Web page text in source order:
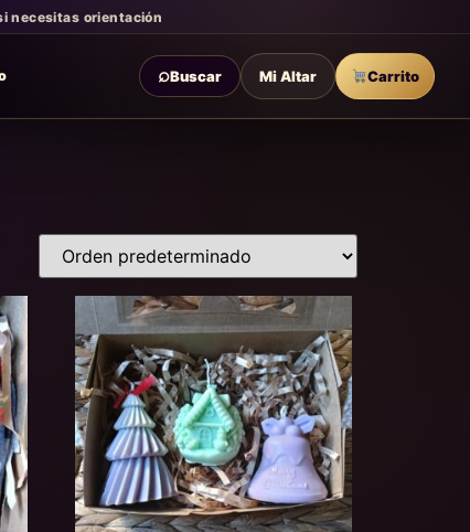
necesitas orientación
⌕Buscar Mi Altar Carrito